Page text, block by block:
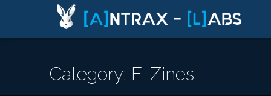
Category: E-Zines